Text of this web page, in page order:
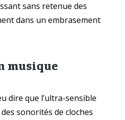
sans retenue des
dans un embrasement
musique
dire que l’ultra-sensible
sonorités de cloches